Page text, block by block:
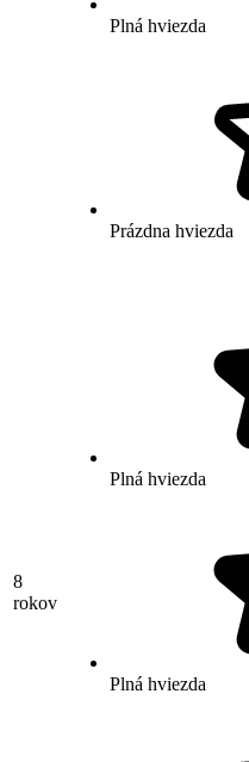
Plná hviezda
Prázdna hviezda
8
rokov
Plná hviezda
Plná hviezda